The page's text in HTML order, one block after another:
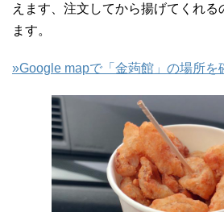
えます、注文してから揚げてくれる
ます。
»Google mapで「金蒟館」の場所を